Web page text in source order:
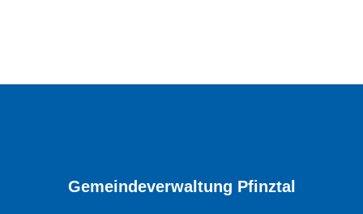
Gemeindeverwaltung Pfinztal